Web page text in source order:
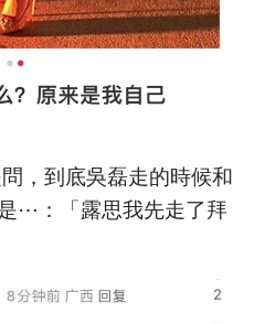
，到底吳磊走的時候和
⋯：「露思我先走了拜